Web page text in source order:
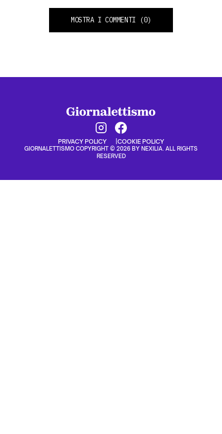
MOSTRA I COMMENTI (0)
PRIVACY POLICY COOKIE POLICY
GIORNALETTISMO COPYRIGHT © 2026 BY NEXILIA. ALL RIGHTS
RESERVED